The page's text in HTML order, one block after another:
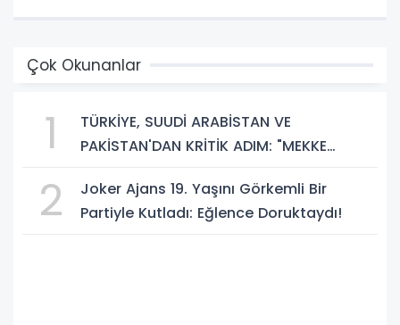
Çok Okunanlar
1
TÜRKİYE, SUUDİ ARABİSTAN VE
PAKİSTAN'DAN KRİTİK ADIM: "MEKKE
2
Joker Ajans 19. Yaşını Görkemli Bir
Partiyle Kutladı: Eğlence Doruktaydı!